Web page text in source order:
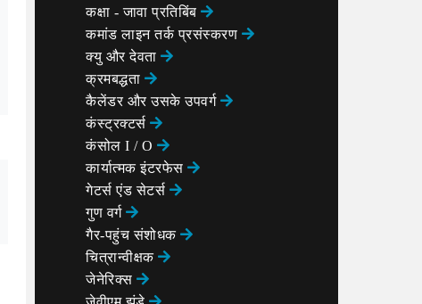
कक्षा - जावा प्रतिबिंब
कमांड लाइन तर्क प्रसंस्करण
क्यु और देवता
क्रमबद्धता
कैलेंडर और उसके उपवर्ग
कंस्ट्रक्टर्स
कंसोल I / O
कार्यात्मक इंटरफेस
गेटर्स एंड सेटर्स
गुण वर्ग
गैर-पहुंच संशोधक
चित्रान्वीक्षक
जेनेरिक्स